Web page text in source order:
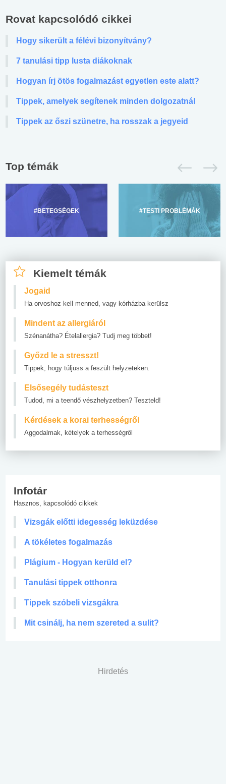
Rovat kapcsolódó cikkei
Hogy sikerült a félévi bizonyítvány?
7 tanulási tipp lusta diákoknak
Hogyan írj ötös fogalmazást egyetlen este alatt?
Tippek, amelyek segítenek minden dolgozatnál
Tippek az őszi szünetre, ha rosszak a jegyeid
Top témák
#BETEGSÉGEK #TESTI PROBLÉMÁK
Kiemelt témák
Jogaid
Ha orvoshoz kell menned, vagy kórházba kerülsz
Mindent az allergiáról
Szénanátha? Ételallergia? Tudj meg többet!
Győzd le a stresszt!
Tippek, hogy túljuss a feszült helyzeteken.
Elsősegély tudásteszt
Tudod, mi a teendő vészhelyzetben? Teszteld!
Kérdések a korai terhességről
Aggodalmak, kételyek a terhességről
Infotár
Hasznos, kapcsolódó cikkek
Vizsgák előtti idegesség leküzdése
A tökéletes fogalmazás
Plágium - Hogyan kerüld el?
Tanulási tippek otthonra
Tippek szóbeli vizsgákra
Mit csinálj, ha nem szereted a sulit?
Hirdetés